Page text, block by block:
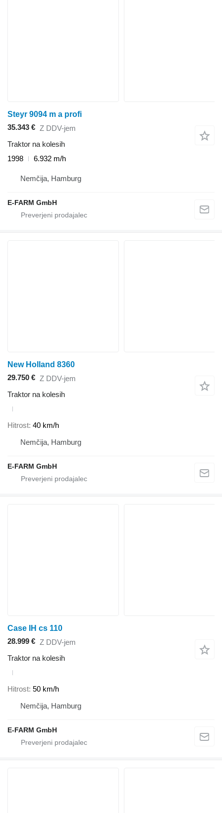
Steyr 9094 m a profi
35.343 € Z DDV-jem
Traktor na kolesih
1998
6.932 m/h
Nemčija, Hamburg
E-FARM GmbH
New Holland 8360
29.750 € Z DDV-jem
Traktor na kolesih
Hitrost 40 km/h
Nemčija, Hamburg
E-FARM GmbH
Case IH cs 110
28.999 € Z DDV-jem
Traktor na kolesih
Hitrost 50 km/h
Nemčija, Hamburg
E-FARM GmbH